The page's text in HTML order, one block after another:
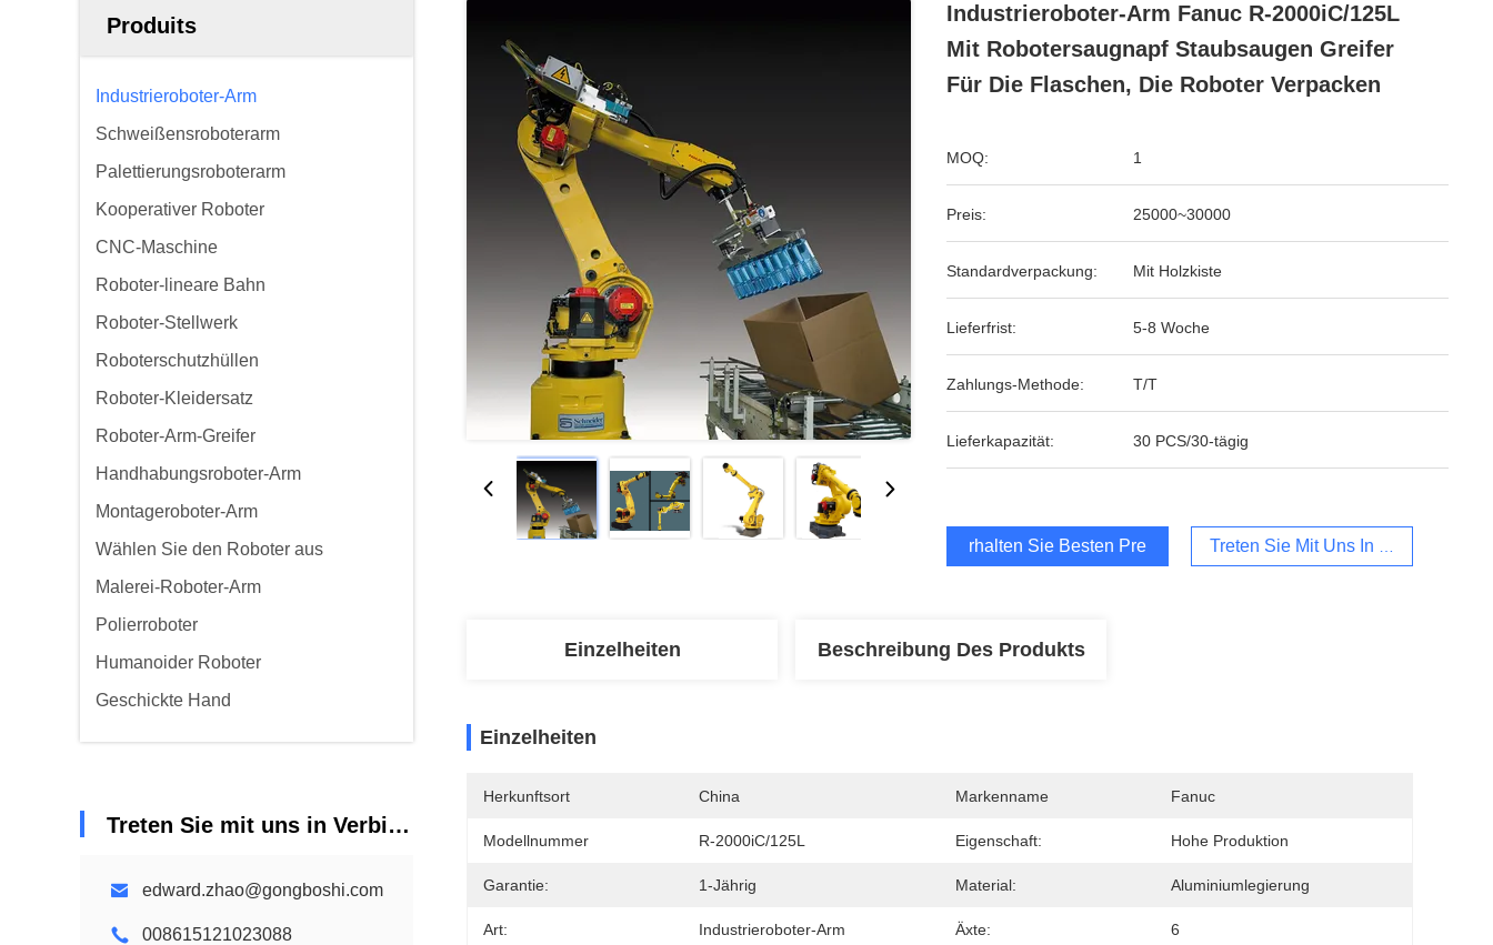
Produits
Industrieroboter-Arm
Schweißensroboterarm
Palettierungsroboterarm
Kooperativer Roboter
CNC-Maschine
Roboter-lineare Bahn
Roboter-Stellwerk
Roboterschutzhüllen
Roboter-Kleidersatz
Roboter-Arm-Greifer
Handhabungsroboter-Arm
Montageroboter-Arm
Wählen Sie den Roboter aus
Malerei-Roboter-Arm
Polierroboter
Humanoider Roboter
Geschickte Hand
Treten Sie mit uns in Verbindung
edward.zhao@gongboshi.com
008615121023088
Industrieroboter-Arm Fanuc R-2000iC/125L
Mit Robotersaugnapf Staubsaugen Greifer
Für Die Flaschen, Die Roboter Verpacken
MOQ: 1
Preis: 25000~30000
Standardverpackung: Mit Holzkiste
Lieferfrist: 5-8 Woche
Zahlungs-Methode: T/T
Lieferkapazität: 30 PCS/30-tägig
Erhalten Sie Besten Preis Treten Sie Mit Uns In Verbindung
Einzelheiten Beschreibung Des Produkts
Einzelheiten
Herkunftsort China Markenname Fanuc
Modellnummer R-2000iC/125L Eigenschaft: Hohe Produktion
Garantie: 1-Jährig Material: Aluminiumlegierung
Art: Industrieroboter-Arm Äxte: 6